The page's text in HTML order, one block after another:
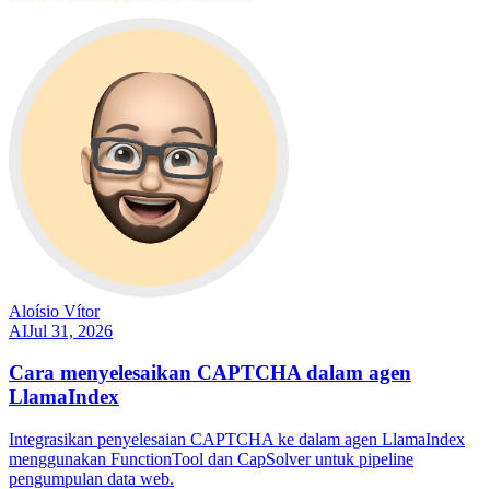
Aloísio Vítor
AIJul 31, 2026
Cara menyelesaikan CAPTCHA dalam agen
LlamaIndex
Integrasikan penyelesaian CAPTCHA ke dalam agen LlamaIndex
menggunakan FunctionTool dan CapSolver untuk pipeline
pengumpulan data web.